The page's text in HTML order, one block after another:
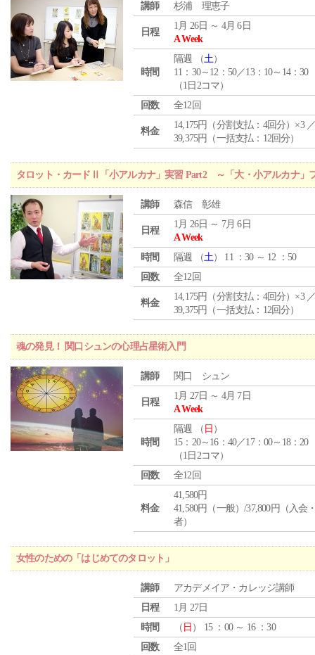
講師 杉浦 理恵子
日程
1月 26日 ～ 4月 6日
A Week
時間
隔週 （土）
11：30～12：50／13：10～14：30
（1日2コマ）
回数
全12回
料金
14,175円（分割支払：4回分）×3
39,375円（一括支払：12回分）
タロット・カードⅡ「小アルカナ」実習 Part2 ～「大・小アルカナ」
講師 森信 彰雄
日程
1月 26日 ～ 7月 6日
A Week
時間
隔週 （土） 11 ：30 ～ 12 ：50
回数
全12回
料金
14,175円（分割支払：4回分）×3
39,375円（一括支払：12回分）
魂の発見！ 関口シュンの心理占星術入門
講師 関口 シュン
日程
1月 27日 ～ 4月 7日
A Week
時間
隔週 （ 日 ）
15：20～16：40／17：00～18：20
（1日2コマ）
回数
全12回
料金
41,580円
41,580円（一般）/37,800円（入会
者）
女性のための「はじめてのタロット」
講師
アカデメイア・カレッジ講師
日程
1月 27日
時間
（ 日 ） 15 ：00 ～ 16 ：30
回数
全1回